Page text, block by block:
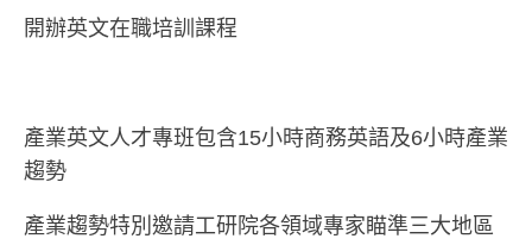
開辦英文在職培訓課程
產業英文人才專班包含15小時商務英語及6小時產業
趨勢
產業趨勢特別邀請工研院各領域專家瞄準三大地區